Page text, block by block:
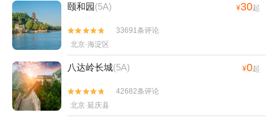
颐和园(5A) ¥30起


33691条评论
北京·海淀区
八达岭长城(5A) ¥0起


42682条评论
北京·延庆县